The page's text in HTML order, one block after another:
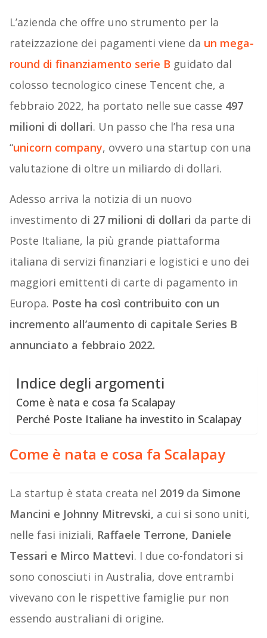
L’azienda che offre uno strumento per la
rateizzazione dei pagamenti viene da un mega-
round di finanziamento serie B guidato dal
colosso tecnologico cinese Tencent che, a
febbraio 2022, ha portato nelle sue casse 497
milioni di dollari. Un passo che l’ha resa una
“unicorn company, ovvero una startup con una
valutazione di oltre un miliardo di dollari.
Adesso arriva la notizia di un nuovo
investimento di 27 milioni di dollari da parte di
Poste Italiane, la più grande piattaforma
italiana di servizi finanziari e logistici e uno dei
maggiori emittenti di carte di pagamento in
Europa. Poste ha così contribuito con un
incremento all’aumento di capitale Series B
annunciato a febbraio 2022.
Indice degli argomenti
Come è nata e cosa fa Scalapay
Perché Poste Italiane ha investito in Scalapay
Come è nata e cosa fa Scalapay
La startup è stata creata nel 2019da Simone
Mancini e Johnny Mitrevski, a cui si sono uniti,
nelle fasi iniziali, Raffaele Terrone, Daniele
Tessari e Mirco Mattevi. I due co-fondatori si
sono conosciuti in Australia, dove entrambi
vivevano con le rispettive famiglie pur non
essendo australiani di origine.